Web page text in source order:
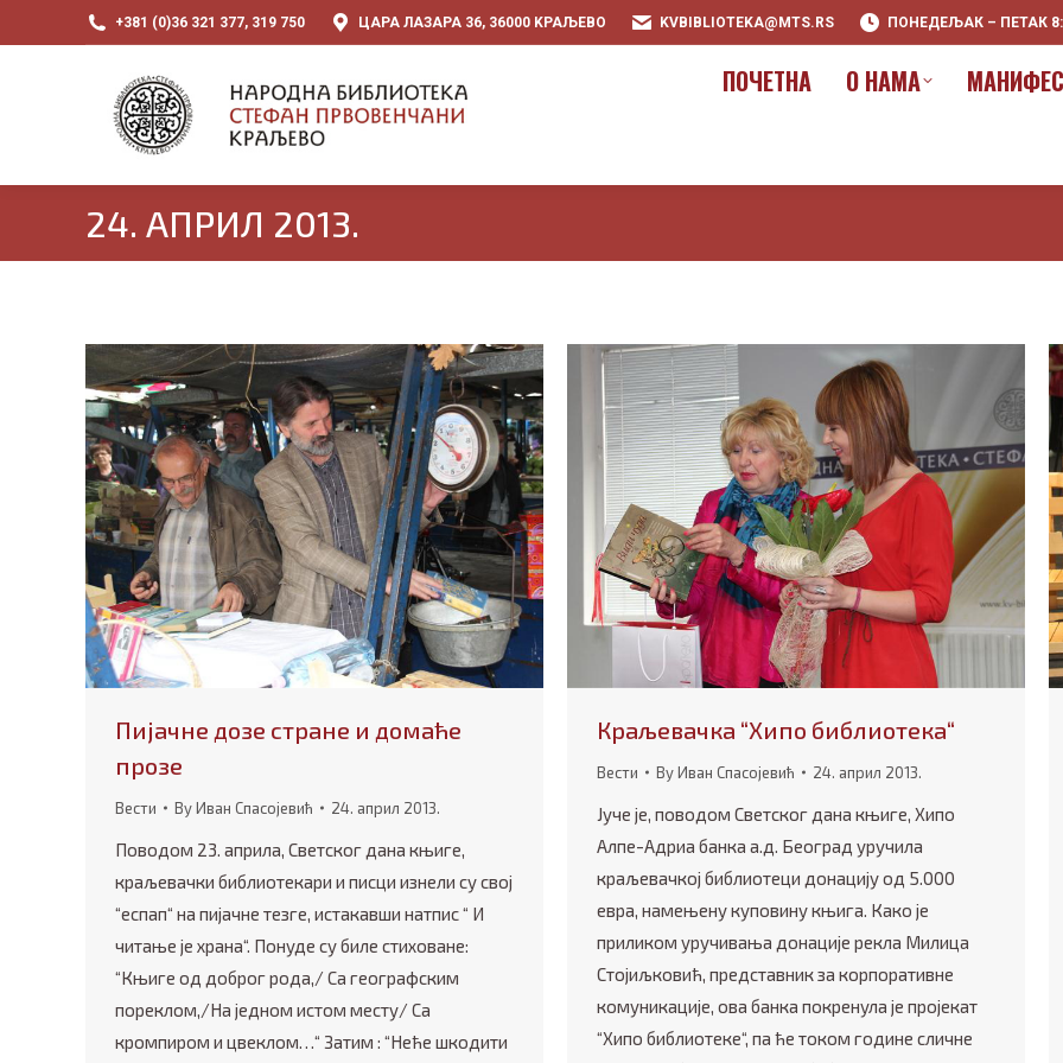
+381 (0)36 321 377, 319 750 ЦАРА ЛАЗАРА 36, 36000 KРАЉЕВО KVBIBLIOTEKA@MTS.RS ПОНЕДЕЉАК – ПЕТАК
ПOЧЕТНА О НАМА
24. АПРИЛ 2013.
Пијачне дозе стране и домаће
прозе
Вести ByИван Спасојевић 24. април 2013.
Поводом 23. априла, Светског дана књиге,
краљевачки библиотекари и писци изнели су свој
“еспап“ на пијачне тезге, истакавши натпис “ И
читање је храна“. Понуде су биле стиховане:
“Књиге од доброг рода,/ Са географским
пореклом,/На једном истом месту/ Са
кромпиром и цвеклом…“ Затим : “Неће шкодити
Краљевачка “Хипо библиотека“
Вести ByИван Спасојевић 24. април 2013.
Јуче је, поводом Светског дана књиге, Хипо
Алпе-Адриа банка а.д. Београд уручила
краљевачкој библиотеци донацију од 5.000
евра, намењену куповину књига. Како је
приликом уручивања донације рекла Милица
Стојиљковић, представник за корпоративне
комуникације, ова банка покренула је пројекат
“Хипо библиотеке“, па ће током године сличне
ПOЧЕТНА О НАМА